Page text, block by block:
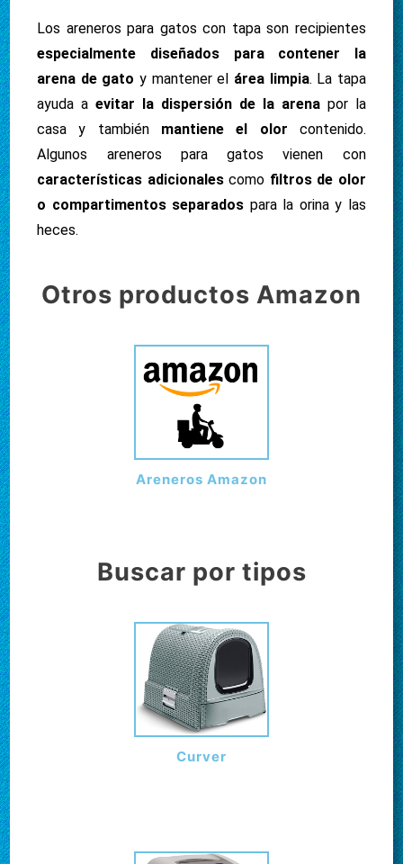
Los areneros para gatos con tapa son recipientes
especialmente diseñados para contener la
arena de gato y mantener el área limpia. La tapa
ayuda aevitar la dispersión de la arenapor la
casa y tambiénmantiene el olor contenido.
Algunos areneros para gatos vienen con
características adicionalescomo filtros de olor
o compartimentos separados para la orina y las
heces.
Otros productos Amazon
Areneros Amazon
Buscar por tipos
Curver